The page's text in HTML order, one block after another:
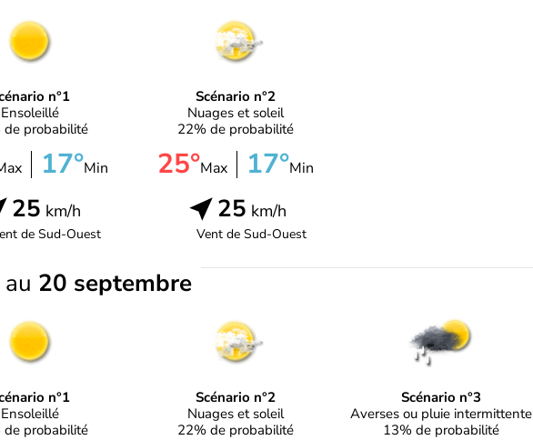
n°1
Ensoleillé
de probabilité
17°Min
25 km/h
deSud-Ouest
Scénario n°2
Nuages et soleil
22% de probabilité
25°Max 17°Min
25 km/h
Vent deSud-Ouest
au 20 septembre
n°1
Ensoleillé
de probabilité
Scénario n°2
Nuages et soleil
22% de probabilité
Scénario n°3
Averses ou pluie intermittente
13% de probabilité